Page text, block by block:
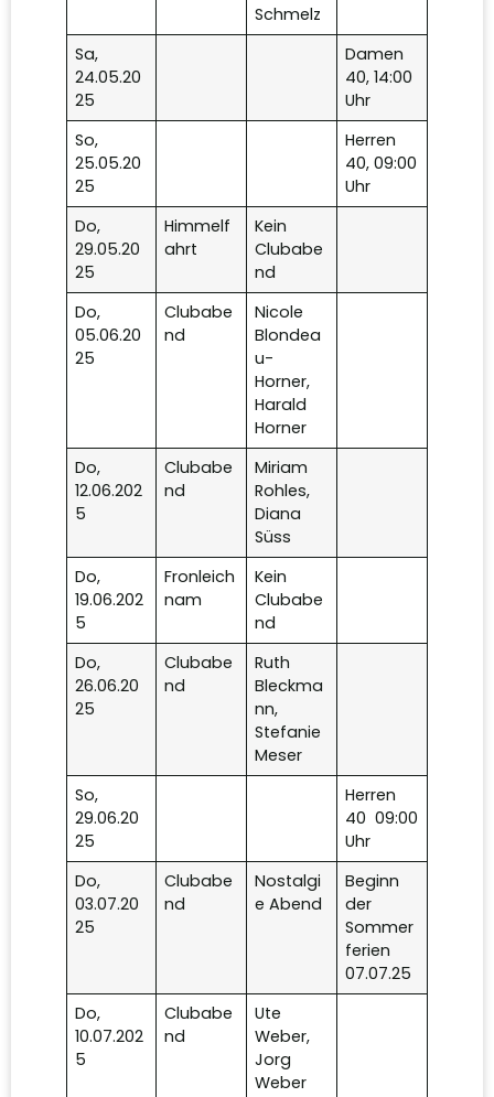
Schmelz
Sa,
24.05.20
25
Damen
40, 14:00
Uhr
So,
25.05.20
25
Herren
40, 09:00
Uhr
Do,
29.05.20
25
Himmelf
ahrt
Kein
Clubabe
nd
Do,
05.06.20
25
Clubabe
nd
Nicole
Blondea
u-
Horner,
Harald
Horner
Do,
12.06.202
5
Clubabe
nd
Miriam
Rohles,
Diana
Süss
Do,
19.06.202
5
Fronleich
nam
Kein
Clubabe
nd
Do,
26.06.20
25
Clubabe
nd
Ruth
Bleckma
nn,
Stefanie
Meser
So,
29.06.20
25
Herren
40 09:00
Uhr
Do,
03.07.20
25
Clubabe
nd
Nostalgi
e Abend
Beginn
der
Sommer
ferien
07.07.25
Do,
10.07.202
5
Clubabe
nd
Ute
Weber,
Jorg
Weber